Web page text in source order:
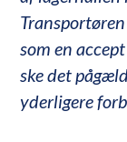
som en
ske det
yderligere